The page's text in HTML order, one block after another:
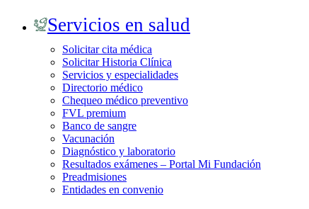
Servicios en salud
Solicitar cita médica
Solicitar Historia Clínica
Servicios y especialidades
Directorio médico
Chequeo médico preventivo
FVL premium
Banco de sangre
Vacunación
Diagnóstico y laboratorio
Resultados exámenes – Portal Mi Fundación
Preadmisiones
Entidades en convenio